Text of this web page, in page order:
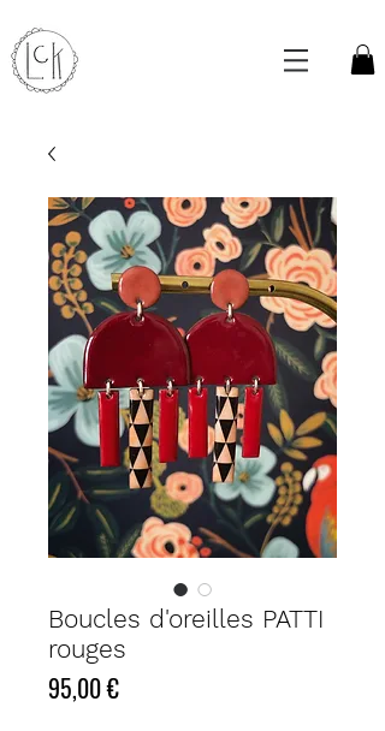
Boucles d'oreilles PATTI
rouges
95,00 €Prix